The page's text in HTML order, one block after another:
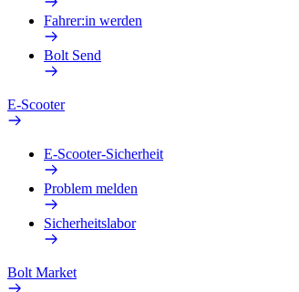
Fahrer:in werden
Bolt Send
E-Scooter
E-Scooter-Sicherheit
Problem melden
Sicherheitslabor
Bolt Market